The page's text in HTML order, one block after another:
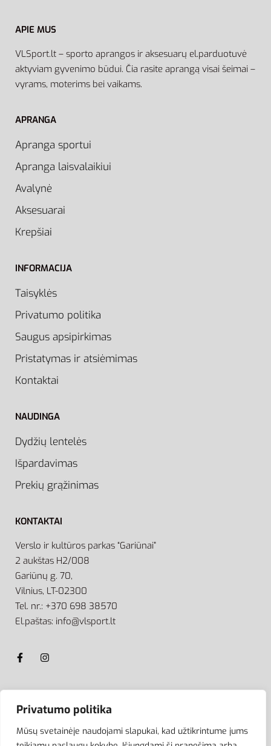
Privatumo politika
Mūsų svetainėje naudojami slapukai, kad užtikrintume jums
APIE MUS
VLSport.lt – sporto aprangos ir aksesuarų el.parduotuvė
aktyviam gyvenimo būdui. Čia rasite aprangą visai šeimai –
vyrams, moterims bei vaikams.
APRANGA
Apranga sportui
Apranga laisvalaikiui
Avalynė
Aksesuarai
Krepšiai
INFORMACIJA
Taisyklės
Privatumo politika
Saugus apsipirkimas
Pristatymas ir atsiėmimas
Kontaktai
NAUDINGA
Dydžių lentelės
Išpardavimas
Prekių grąžinimas
KONTAKTAI
Verslo ir kultūros parkas “Gariūnai”
2 aukštas H2/008
Gariūnų g. 70,
Vilnius, LT-02300
Tel. nr.: +370 698 38570
El.paštas: info@vlsport.lt